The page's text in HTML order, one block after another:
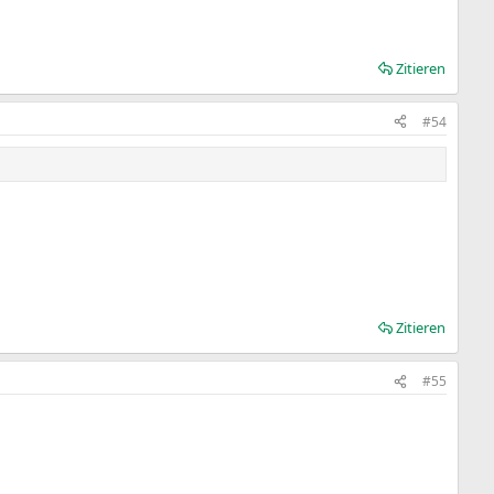
Zitieren
#54
Zitieren
#55